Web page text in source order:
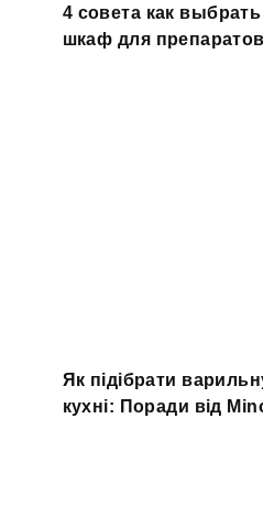
4 совета как
шкаф для препаратов
Як підібрати
кухні: Поради від